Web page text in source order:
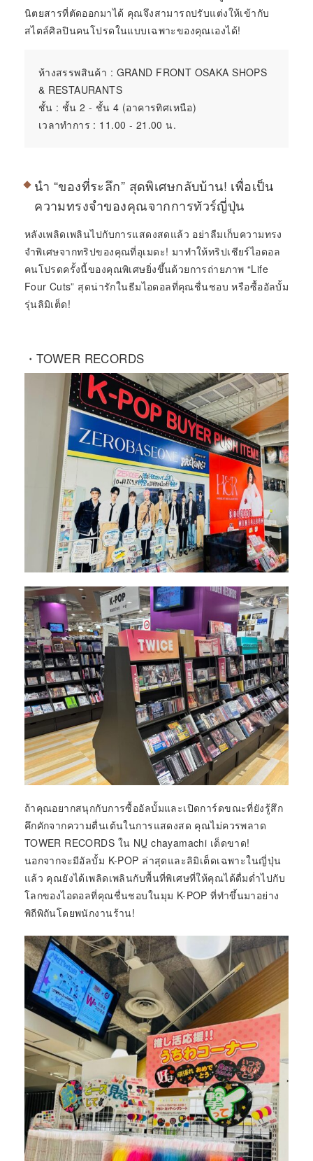
นิตยสารที่ตัดออกมาได้ คุณจึงสามารถปรับแต่งให้เข้ากับ
สไตล์ศิลปินคนโปรดในแบบเฉพาะของคุณเองได้!
ห้างสรรพสินค้า : GRAND FRONT OSAKA SHOPS
& RESTAURANTS
ชั้น : ชั้น 2 - ชั้น 4 (อาคารทิศเหนือ)
เวลาทำการ : 11.00 - 21.00 น.
นำ “ของที่ระลึก” สุดพิเศษกลับบ้าน! เพื่อเป็น
ความทรงจำของคุณจากการทัวร์ญี่ปุ่น
หลังเพลิดเพลินไปกับการแสดงสดแล้ว อย่าลืมเก็บความทรง
จำพิเศษจากทริปของคุณที่อุเมดะ! มาทำให้ทริปเชียร์ไอดอล
คนโปรดครั้งนี้ของคุณพิเศษยิ่งขึ้นด้วยการถ่ายภาพ “Life
Four Cuts” สุดน่ารักในธีมไอดอลที่คุณชื่นชอบ หรือซื้ออัลบั้ม
รุ่นลิมิเต็ด!
・TOWER RECORDS
ถ้าคุณอยากสนุกกับการซื้ออัลบั้มและเปิดการ์ดขณะที่ยังรู้สึก
คึกคักจากความตื่นเต้นในการแสดงสด คุณไม่ควรพลาด
TOWER RECORDS ใน NU chayamachi เด็ดขาด!
นอกจากจะมีอัลบั้ม K-POP ล่าสุดและลิมิเต็ดเฉพาะในญี่ปุ่น
แล้ว คุณยังได้เพลิดเพลินกับพื้นที่พิเศษที่ให้คุณได้ดื่มด่ำไปกับ
โลกของไอดอลที่คุณชื่นชอบในมุม K-POP ที่ทำขึ้นมาอย่าง
พิถีพิถันโดยพนักงานร้าน!